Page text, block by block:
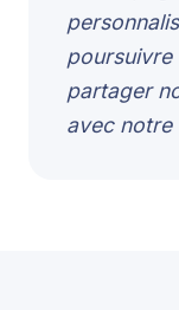
partager
avec notre